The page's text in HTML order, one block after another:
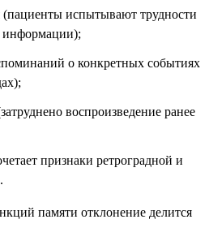
(пациенты испытывают трудности
информации);
о конкретных событиях
воспроизведение ранее
признаки ретроградной и
памяти отклонение делится